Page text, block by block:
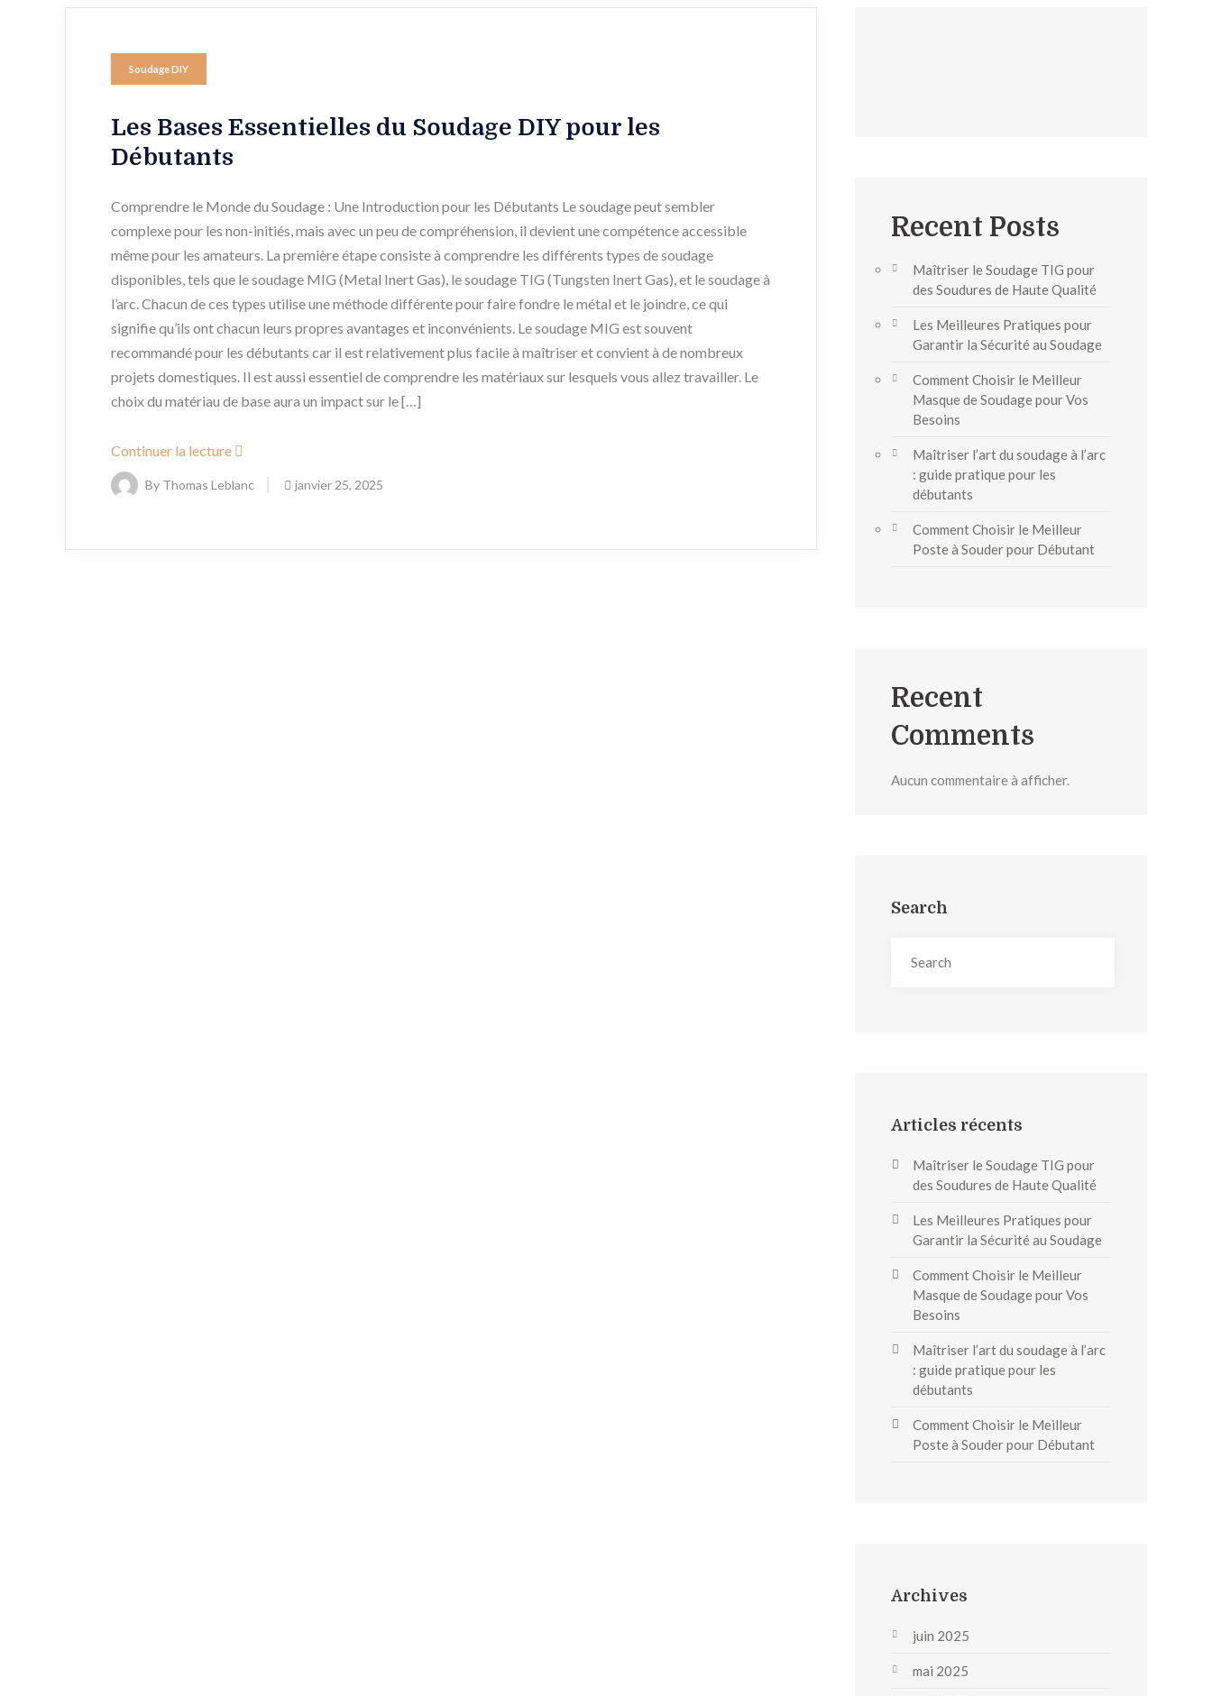
Soudage DIY
Les Bases Essentielles du Soudage DIY pour les
Débutants
Comprendre le Monde du Soudage : Une Introduction pour les Débutants Le soudage peut sembler
complexe pour les non-initiés, mais avec un peu de compréhension, il devient une compétence accessible
même pour les amateurs. La première étape consiste à comprendre les différents types de soudage
disponibles, tels que le soudage MIG (Metal Inert Gas), le soudage TIG (Tungsten Inert Gas), et le soudage à
l’arc. Chacun de ces types utilise une méthode différente pour faire fondre le métal et le joindre, ce qui
signifie qu’ils ont chacun leurs propres avantages et inconvénients. Le soudage MIG est souvent
recommandé pour les débutants car il est relativement plus facile à maîtriser et convient à de nombreux
projets domestiques. Il est aussi essentiel de comprendre les matériaux sur lesquels vous allez travailler. Le
choix du matériau de base aura un impact sur le […]
Continuer la lecture
By Thomas Leblanc janvier 25, 2025
Recent Posts
Maîtriser le Soudage TIG pour
des Soudures de Haute Qualité
Les Meilleures Pratiques pour
Garantir la Sécurité au Soudage
Comment Choisir le Meilleur
Masque de Soudage pour Vos
Besoins
Maîtriser l’art du soudage à l’arc
: guide pratique pour les
débutants
Comment Choisir le Meilleur
Poste à Souder pour Débutant
Recent
Comments
Aucun commentaire à afficher.
Search
Articles récents
Maîtriser le Soudage TIG pour
des Soudures de Haute Qualité
Les Meilleures Pratiques pour
Garantir la Sécurité au Soudage
Comment Choisir le Meilleur
Masque de Soudage pour Vos
Besoins
Maîtriser l’art du soudage à l’arc
: guide pratique pour les
débutants
Comment Choisir le Meilleur
Poste à Souder pour Débutant
Archives
juin 2025
mai 2025